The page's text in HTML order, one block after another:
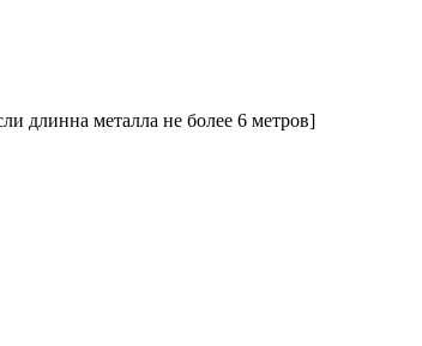
длинна металла не более 6 метров]